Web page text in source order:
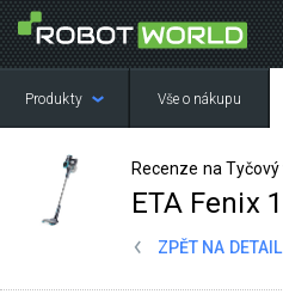
Produkty Vše o nákupu
Recenze na Tyčový
ETA Fenix
ZPĚT NA DETAIL